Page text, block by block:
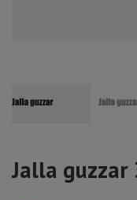
Jalla guzzar